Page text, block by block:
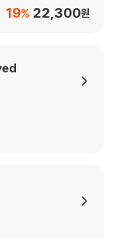
러: 교향곡 10번 / 리스
22,300원
19%